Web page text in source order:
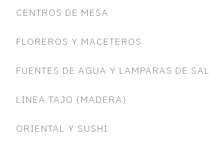
CENTROS DE MESA
FLOREROS Y MACETEROS
FUENTES DE AGUA Y LAMPARAS DE SAL
LINEA TAJO (MADERA)
ORIENTAL Y SUSHI